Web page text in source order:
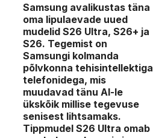
Samsung avalikustas täna
oma lipulaevade uued
mudelid S26 Ultra, S26+ ja
S26. Tegemist on
Samsungi kolmanda
põlvkonna tehisintellektiga
telefonidega, mis
muudavad tänu AI-le
ükskõik millise tegevuse
senisest lihtsamaks.
Tippmudel S26 Ultra omab